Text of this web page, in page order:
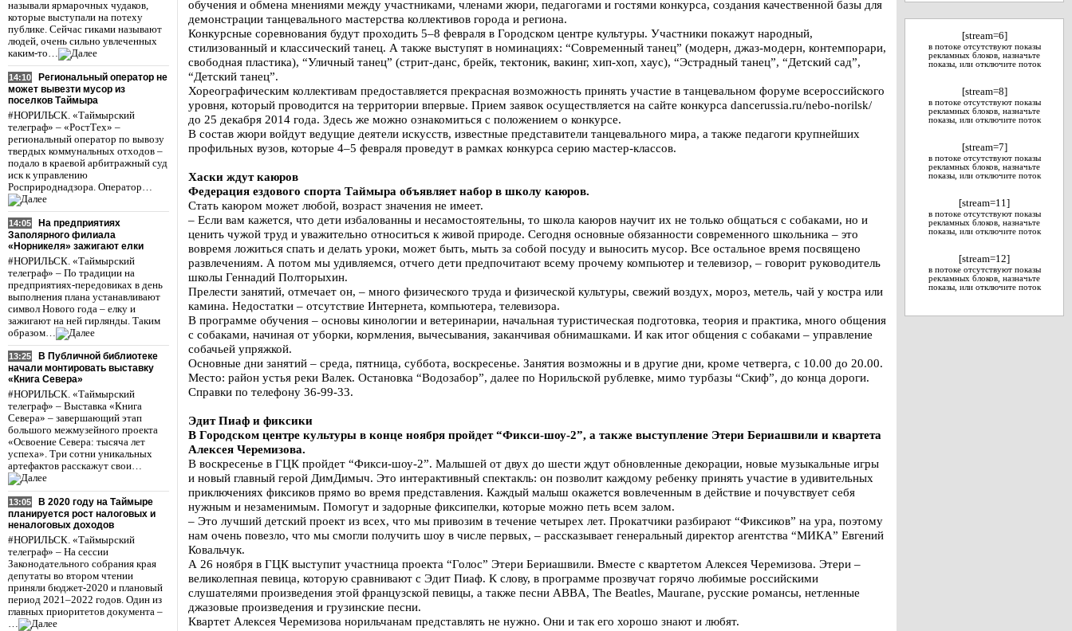
называли ярмарочных чудаков,
которые выступали на потеху
публике. Сейчас гиками называют
людей, очень сильно увлеченных
каким-то…
14:10
Региональный оператор не
может вывезти мусор из
поселков Таймыра
#НОРИЛЬСК. «Таймырский
телеграф» – «РостТех» –
региональный оператор по вывозу
твердых коммунальных отходов –
подало в краевой арбитражный суд
иск к управлению
Росприроднадзора. Оператор…
14:05
На предприятиях
Заполярного филиала
«Норникеля» зажигают елки
#НОРИЛЬСК. «Таймырский
телеграф» – По традиции на
предприятиях-передовиках в день
выполнения плана устанавливают
символ Нового года – елку и
зажигают на ней гирлянды. Таким
образом…
13:25
В Публичной библиотеке
начали монтировать выставку
«Книга Севера»
#НОРИЛЬСК. «Таймырский
телеграф» – Выставка «Книга
Севера» – завершающий этап
большого межмузейного проекта
«Освоение Севера: тысяча лет
успеха». Три сотни уникальных
артефактов расскажут свои…
13:05
В 2020 году на Таймыре
планируется рост налоговых и
неналоговых доходов
#НОРИЛЬСК. «Таймырский
телеграф» – На сессии
Законодательного собрания края
депутаты во втором чтении
приняли бюджет-2020 и плановый
период 2021–2022 годов. Один из
главных приоритетов документа –
…
обучения и обмена мнениями между участниками, членами жюри, педагогами и гостями конкурса, создания качественной базы для
демонстрации танцевального мастерства коллективов города и региона.
Конкурсные соревнования будут проходить 5–8 февраля в Городском центре культуры. Участники покажут народный,
стилизованный и классический танец. А также выступят в номинациях: “Современный танец” (модерн, джаз-модерн, контемпорари,
свободная пластика), “Уличный танец” (стрит-данс, брейк, тектоник, вакинг, хип-хоп, хаус), “Эстрадный танец”, “Детский сад”,
“Детский танец”.
Хореографическим коллективам предоставляется прекрасная возможность принять участие в танцевальном форуме всероссийского
уровня, который проводится на территории впервые. Прием заявок осуществляется на сайте конкурса dancerussia.ru/nebo-norilsk/
до 25 декабря 2014 года. Здесь же можно ознакомиться с положением о конкурсе.
В состав жюри войдут ведущие деятели искусств, известные представители танцевального мира, а также педагоги крупнейших
профильных вузов, которые 4–5 февраля проведут в рамках конкурса серию мастер-классов.
Хаски ждут каюров
Федерация ездового спорта Таймыра объявляет набор в школу каюров.
Стать каюром может любой, возраст значения не имеет.
– Если вам кажется, что дети избалованны и несамостоятельны, то школа каюров научит их не только общаться с собаками, но и
ценить чужой труд и уважительно относиться к живой природе. Сегодня основные обязанности современного школьника – это
вовремя ложиться спать и делать уроки, может быть, мыть за собой посуду и выносить мусор. Все остальное время посвящено
развлечениям. А потом мы удивляемся, отчего дети предпочитают всему прочему компьютер и телевизор, – говорит руководитель
школы Геннадий Полторыхин.
Прелести занятий, отмечает он, – много физического труда и физической культуры, свежий воздух, мороз, метель, чай у костра или
камина. Недостатки – отсутствие Интернета, компьютера, телевизора.
В программе обучения – основы кинологии и ветеринарии, начальная туристическая подготовка, теория и практика, много общения
с собаками, начиная от уборки, кормления, вычесывания, заканчивая обнимашками. И как итог общения с собаками – управление
собачьей упряжкой.
Основные дни занятий – среда, пятница, суббота, воскресенье. Занятия возможны и в другие дни, кроме четверга, с 10.00 до 20.00.
Место: район устья реки Валек. Остановка “Водозабор”, далее по Норильской рублевке, мимо турбазы “Скиф”, до конца дороги.
Справки по телефону 36-99-33.
Эдит Пиаф и фиксики
В Городском центре культуры в конце ноября пройдет “Фикси-шоу-2”, а также выступление Этери Бериашвили и квартета
Алексея Черемизова.
В воскресенье в ГЦК пройдет “Фикси-шоу-2”. Малышей от двух до шести ждут обновленные декорации, новые музыкальные игры
и новый главный герой ДимДимыч. Это интерактивный спектакль: он позволит каждому ребенку принять участие в удивительных
приключениях фиксиков прямо во время представления. Каждый малыш окажется вовлеченным в действие и почувствует себя
нужным и незаменимым. Помогут и задорные фиксипелки, которые можно петь всем залом.
– Это лучший детский проект из всех, что мы привозим в течение четырех лет. Прокатчики разбирают “Фиксиков” на ура, поэтому
нам очень повезло, что мы смогли получить шоу в числе первых, – рассказывает генеральный директор агентства “МИКА” Евгений
Ковальчук.
А 26 ноября в ГЦК выступит участница проекта “Голос” Этери Бериашвили. Вместе с квартетом Алексея Черемизова. Этери –
великолепная певица, которую сравнивают с Эдит Пиаф. К слову, в программе прозвучат горячо любимые российскими
слушателями произведения этой французской певицы, а также песни ABBA, The Beatles, Maurane, русские романсы, нетленные
джазовые произведения и грузинские песни.
Квартет Алексея Черемизова норильчанам представлять не нужно. Они и так его хорошо знают и любят.
[stream=6]
в потоке отсутствуют показы
рекламных блоков, назначьте
показы, или отключите поток
[stream=8]
в потоке отсутствуют показы
рекламных блоков, назначьте
показы, или отключите поток
[stream=7]
в потоке отсутствуют показы
рекламных блоков, назначьте
показы, или отключите поток
[stream=11]
в потоке отсутствуют показы
рекламных блоков, назначьте
показы, или отключите поток
[stream=12]
в потоке отсутствуют показы
рекламных блоков, назначьте
показы, или отключите поток